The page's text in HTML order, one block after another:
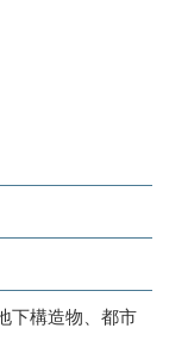
下構造物、都市